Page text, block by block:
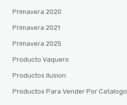
Primavera 2020
Primavera 2021
Primavera 2025
Producto Vaquero
Productos Ilusion
Productos Para Vender Por Catalogo